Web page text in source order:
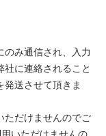
のみ通信され、入力
に連絡されること
発送させて頂きま
ただけませんのでご